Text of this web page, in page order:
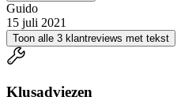
Guido
15 juli 2021
Toon alle 3 klantreviews met tekst
Klusadviezen